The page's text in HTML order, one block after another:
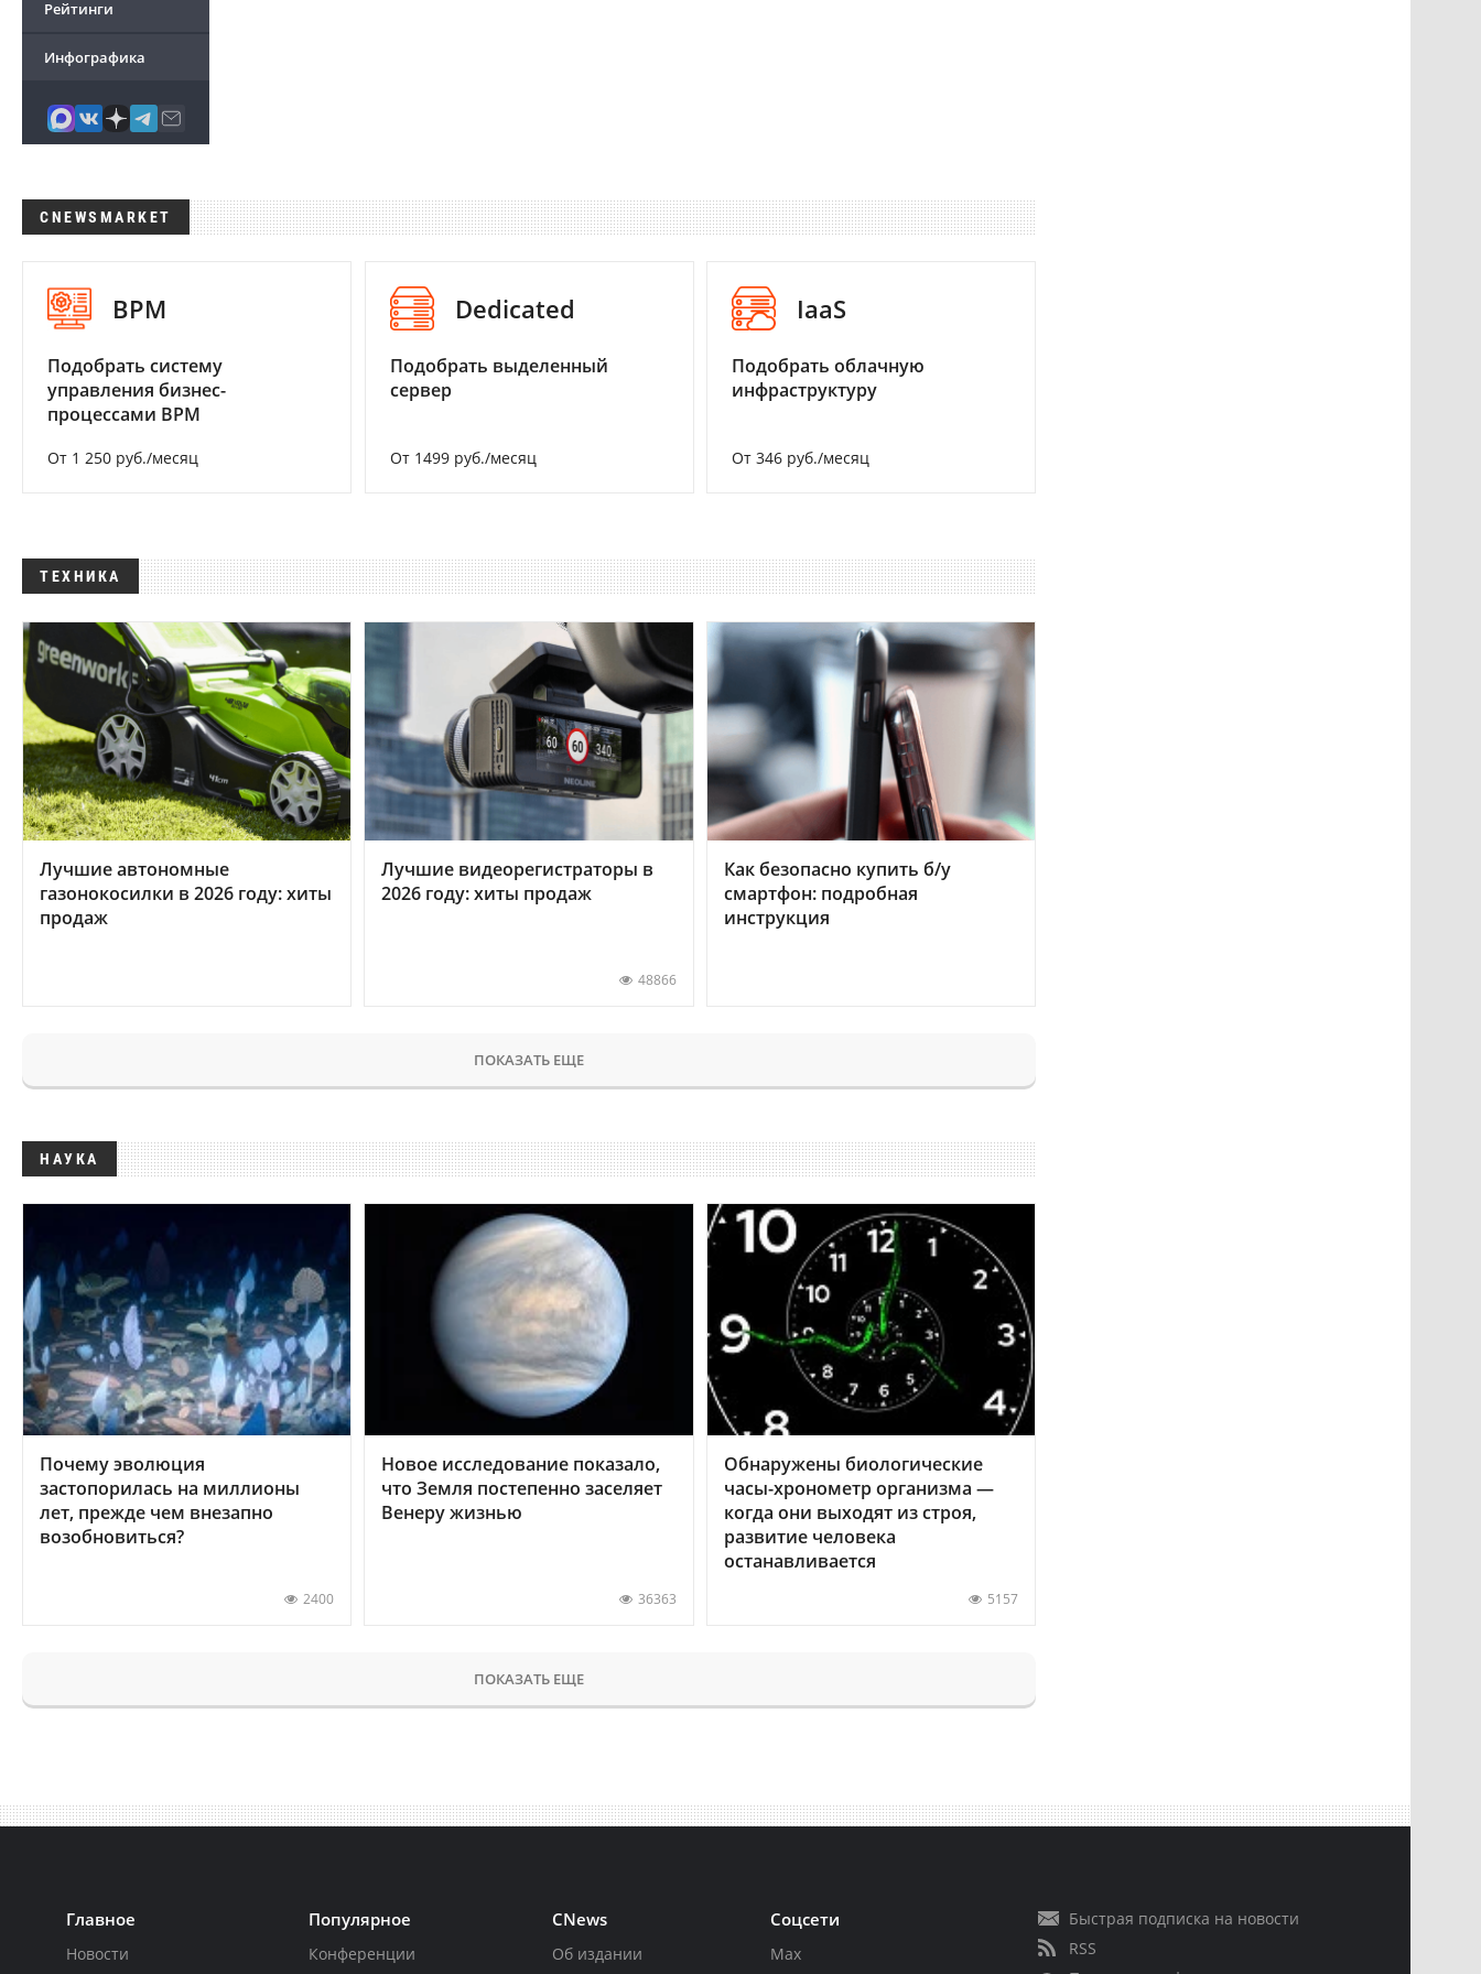
Рейтинги
Инфографика
CNEWSMARKET
BPM
Подобрать систему
управления бизнес-
процессами BPM
От 1 250 руб./месяц
Dedicated
Подобрать выделенный
сервер
От 1499 руб./месяц
IaaS
Подобрать облачную
инфраструктуру
От 346 руб./месяц
ТЕХНИКА
Лучшие автономные
газонокосилки в 2026 году: хиты
продаж
Лучшие видеорегистраторы в
2026 году: хиты продаж
48866
Как безопасно купить б/у
смартфон: подробная
инструкция
ПОКАЗАТЬ ЕЩЕ
НАУКА
Почему эволюция
застопорилась на миллионы
лет, прежде чем внезапно
возобновиться?
2400
Новое исследование показало,
что Земля постепенно заселяет
Венеру жизнью
36363
Обнаружены биологические
часы-хронометр организма —
когда они выходят из строя,
развитие человека
останавливается
5157
ПОКАЗАТЬ ЕЩЕ
Главное
Новости
Популярное
Конференции
CNews
Об издании
Соцсети
Max
Быстрая подписка на новости
RSS